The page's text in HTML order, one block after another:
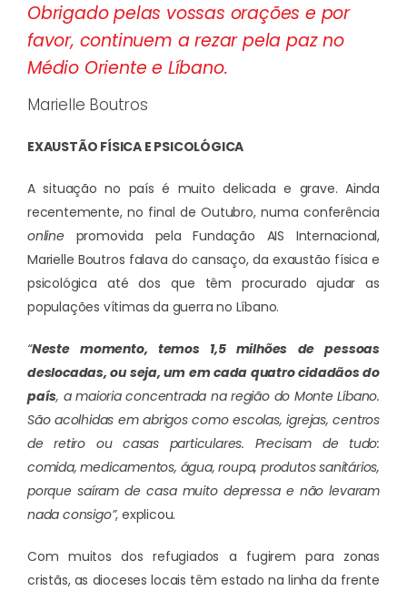
Obrigado pelas vossas orações e por
favor, continuem a rezar pela paz no
Médio Oriente e Líbano.
Marielle Boutros
EXAUSTÃO FÍSICA E PSICOLÓGICA
A situação no país é muito delicada e grave. Ainda
recentemente, no final de Outubro, numa conferência
online promovida pela Fundação AIS Internacional,
Marielle Boutros falava do cansaço, da exaustão física e
psicológica até dos que têm procurado ajudar as
populações vítimas da guerra no Líbano.
“Neste momento, temos 1,5 milhões de pessoas
deslocadas, ou seja, um em cada quatro cidadãos do
país, a maioria concentrada na região do Monte Líbano.
São acolhidas em abrigos como escolas, igrejas, centros
de retiro ou casas particulares. Precisam de tudo:
comida, medicamentos, água, roupa, produtos sanitários,
porque saíram de casa muito depressa e não levaram
nada consigo”, explicou.
Com muitos dos refugiados a fugirem para zonas
cristãs, as dioceses locais têm estado na linha da frente